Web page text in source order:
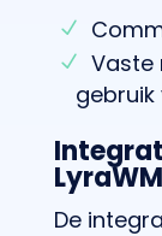
Vaste
gebruik
De